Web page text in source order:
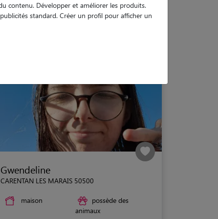
Gwendeline
CARENTAN LES MARAIS 50500
maison
possède des
animaux
contenu. Développer et améliorer les produits.
standard. Créer un profil pour afficher un